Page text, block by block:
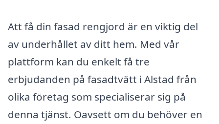
Att få din fasad rengjord är en viktig del
av underhållet av ditt hem. Med vår
plattform kan du enkelt få tre
erbjudanden på fasadtvätt i Alstad från
olika företag som specialiserar sig på
denna tjänst. Oavsett om du behöver en